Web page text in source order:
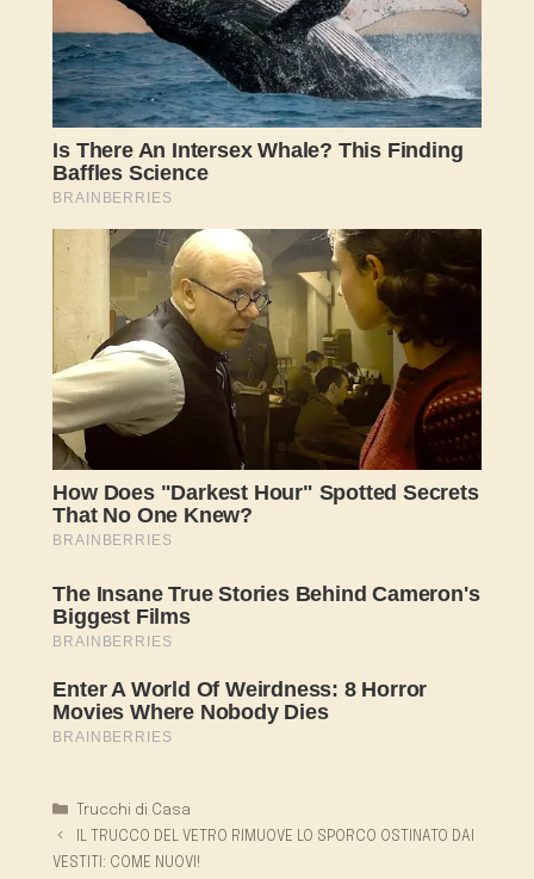
Categorie
Trucchi di Casa
IL TRUCCO DEL VETRO RIMUOVE LO SPORCO OSTINATO DAI
VESTITI: COME NUOVI!